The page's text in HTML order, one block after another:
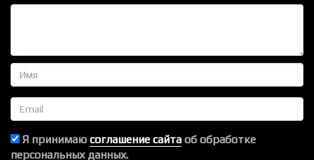
Имя
Email
Я принимаю соглашение сайта об обработке
персональных данных.